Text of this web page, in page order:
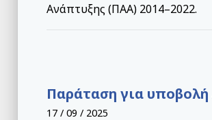
Ανάπτυξης (ΠΑΑ) 2014–2022.
Παράταση για
17 / 09 / 2025